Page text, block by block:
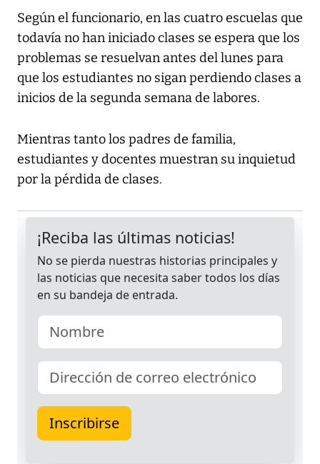
Según el funcionario, en las cuatro escuelas que
todavía no han iniciado clases se espera que los
problemas se resuelvan antes del lunes para
que los estudiantes no sigan perdiendo clases a
inicios de la segunda semana de labores.
Mientras tanto los padres de familia,
estudiantes y docentes muestran su inquietud
por la pérdida de clases.